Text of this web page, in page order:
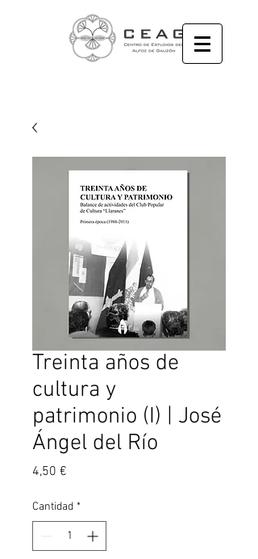
Treinta años de
cultura y
patrimonio (I) | José
Ángel del Río
4,50 €
Cantidad *